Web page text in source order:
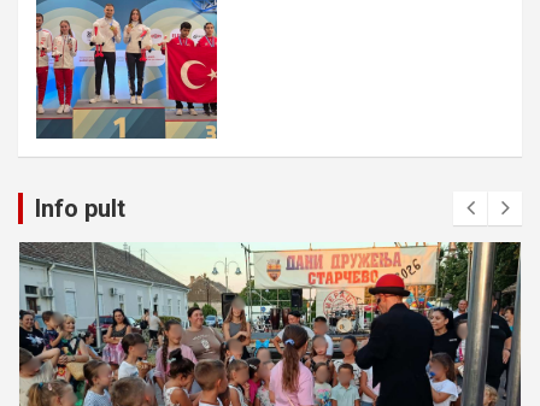
Info pult